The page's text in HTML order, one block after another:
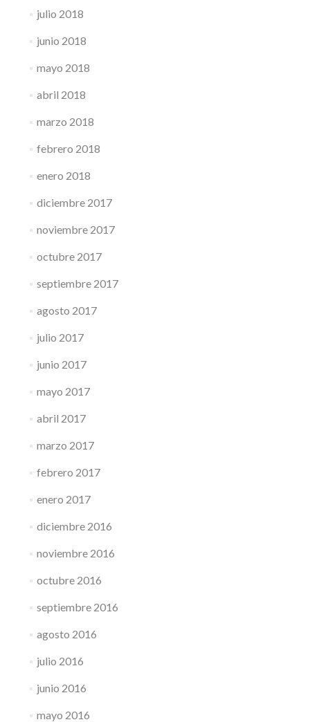
julio 2018
junio 2018
mayo 2018
abril 2018
marzo 2018
febrero 2018
enero 2018
diciembre 2017
noviembre 2017
octubre 2017
septiembre 2017
agosto 2017
julio 2017
junio 2017
mayo 2017
abril 2017
marzo 2017
febrero 2017
enero 2017
diciembre 2016
noviembre 2016
octubre 2016
septiembre 2016
agosto 2016
julio 2016
junio 2016
mayo 2016